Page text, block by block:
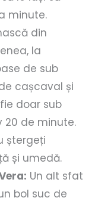
minute.
din
la
de sub
cașcaval și
doar sub
20 de minute.
ștergeți
și umedă.
Un alt sfat
bol suc de